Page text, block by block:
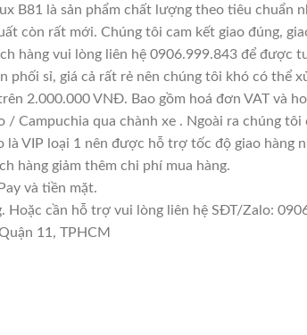
B81 là sản phẩm chất lượng theo tiêu chuẩn
còn rất mới. Chúng tôi cam kết giao đúng,
hàng vui lòng liên hệ 0906.999.843 để được
phối sỉ, giá cả rất rẻ nên chúng tôi khó có thể
2.000.000 VNĐ. Bao gồm hoá đơn VAT và
Campuchia qua chành xe . Ngoài ra chúng tôi
VIP loại 1 nên được hỗ trợ tốc độ giao hàng
hàng giảm thêm chi phí mua hàng.
và tiền mặt.
Hoặc cần hỗ trợ vui lòng liên hệ SĐT/Zalo:
11, TPHCM